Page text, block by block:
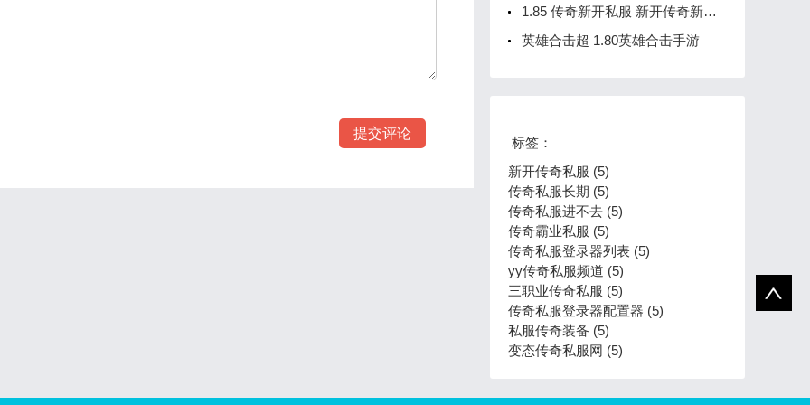
1.85 传奇新开私服 新开传奇新服网
英雄合击超 1.80英雄合击手游
标签：
新开传奇私服 (5)
传奇私服长期 (5)
传奇私服进不去 (5)
传奇霸业私服 (5)
传奇私服登录器列表 (5)
yy传奇私服频道 (5)
三职业传奇私服 (5)
传奇私服登录器配置器 (5)
私服传奇装备 (5)
变态传奇私服网 (5)